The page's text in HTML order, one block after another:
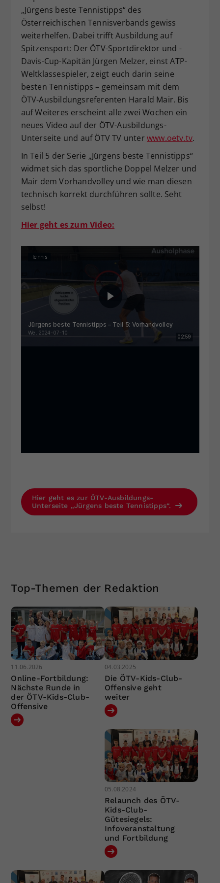
„Jürgens beste Tennistipps“ des
Österreichischen Tennisverbands gewiss
weiterhelfen. Dabei trifft Ausbildung auf
Spitzensport: Der ÖTV-Sportdirektor und -
Davis-Cup-Kapitän Jürgen Melzer, einst ATP-
Weltklassespieler, zeigt euch darin seine
besten Tennistipps – gemeinsam mit dem
ÖTV-Ausbildungsreferenten Harald Mair. Bis
auf Weiteres erscheint alle zwei Wochen ein
neues Video auf der ÖTV-Ausbildungs-
Unterseite und auf ÖTV TV unter www.oetv.tv.
In Teil 5 der Serie „Jürgens beste Tennistipps“
widmet sich das sportliche Doppel Melzer und
Mair dem Vorhandvolley und wie man diesen
technisch korrekt durchführen sollte. Seht
selbst!
Hier geht es zum Video:
Hier geht es zur ÖTV-Ausbildungs-
Unterseite „Jürgens beste Tennistipps“.
Top-Themen der Redaktion
11.06.2026
Online-Fortbildung:
Nächste Runde in
der ÖTV-Kids-Club-
Offensive
04.03.2025
Die ÖTV-Kids-Club-
Offensive geht
weiter
05.08.2024
Relaunch des ÖTV-
Kids-Club-
Gütesiegels:
Infoveranstaltung
und Fortbildung
Zweck
Dieser Wert speichert Ihre Consent-
Einstellungen. Unter anderem eine
zufällig generierte ID, für die
historische Speicherung Ihrer
vorgenommen Einstellungen, falls der
Webseiten-Betreiber dies eingestellt
hat.